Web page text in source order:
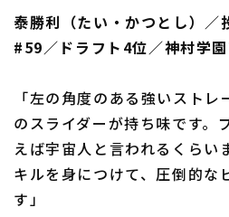
泰勝利（たい・かつとし）／
#59／ドラフト4位／神村学
「左の角度のある強いスト
のスライダーが持ち味です。
えば宇宙人と言われるくらい
キルを身につけて、圧倒的な
す」